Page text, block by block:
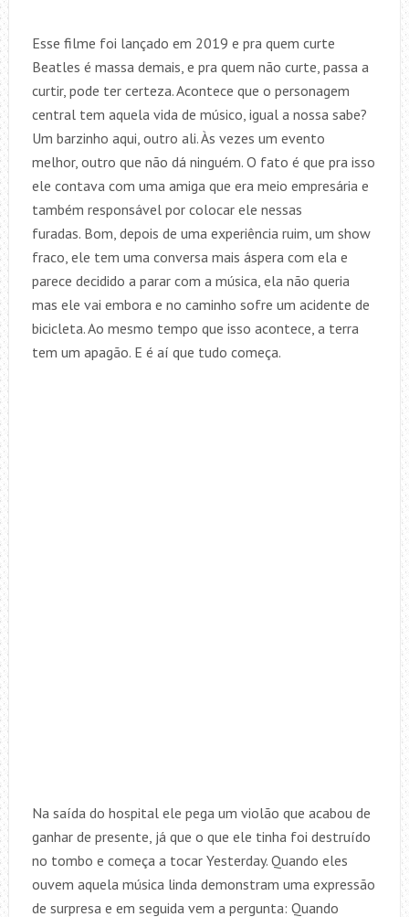
Esse filme foi lançado em 2019 e pra quem curte
Beatles é massa demais, e pra quem não curte, passa a
curtir, pode ter certeza. Acontece que o personagem
central tem aquela vida de músico, igual a nossa sabe?
Um barzinho aqui, outro ali. Às vezes um evento
melhor, outro que não dá ninguém. O fato é que pra isso
ele contava com uma amiga que era meio empresária e
também responsável por colocar ele nessas
furadas. Bom, depois de uma experiência ruim, um show
fraco, ele tem uma conversa mais áspera com ela e
parece decidido a parar com a música, ela não queria
mas ele vai embora e no caminho sofre um acidente de
bicicleta. Ao mesmo tempo que isso acontece, a terra
tem um apagão. E é aí que tudo começa.
Na saída do hospital ele pega um violão que acabou de
ganhar de presente, já que o que ele tinha foi destruído
no tombo e começa a tocar Yesterday. Quando eles
ouvem aquela música linda demonstram uma expressão
de surpresa e em seguida vem a pergunta: Quando